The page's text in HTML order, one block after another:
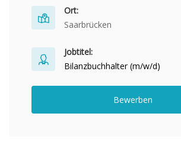
Ort:
Saarbrücken
Jobtitel:
Bilanzbuchhalter (m/w/d)
Bewerben